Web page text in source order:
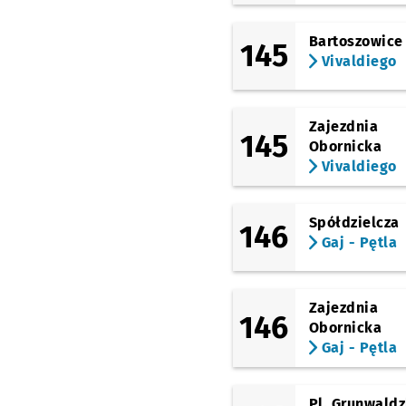
Kromera
(Wyszyńskiego)
Wyszyńskiego
(Wyszyńskiego)
Ogród Botaniczny
Katedra
(pl. Powstańców Warszawy)
(Oławska)
Poczta Główna
(Słowackiego)
Galeria Dominikańska
145
Bartoszowice
Vivaldiego
145
Zajezdnia
Obornicka
Vivaldiego
146
Spółdzielcza
Gaj - Pętla
146
Zajezdnia
Obornicka
Gaj - Pętla